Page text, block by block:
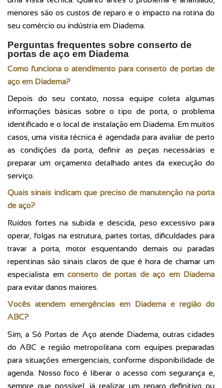
menores são os custos de reparo e o impacto na rotina do
seu comércio ou indústria em Diadema.
Perguntas frequentes sobre conserto de
portas de aço em Diadema
Como funciona o atendimento para conserto de portas de
aço em Diadema?
Depois do seu contato, nossa equipe coleta algumas
informações básicas sobre o tipo de porta, o problema
identificado e o local de instalação em Diadema. Em muitos
casos, uma visita técnica é agendada para avaliar de perto
as condições da porta, definir as peças necessárias e
preparar um orçamento detalhado antes da execução do
serviço.
Quais sinais indicam que preciso de manutenção na porta
de aço?
Ruídos fortes na subida e descida, peso excessivo para
operar, folgas na estrutura, partes tortas, dificuldades para
travar a porta, motor esquentando demais ou paradas
repentinas são sinais claros de que é hora de chamar um
especialista em conserto de portas de aço em Diadema
para evitar danos maiores.
Vocês atendem emergências em Diadema e região do
ABC?
Sim, a Só Portas de Aço atende Diadema, outras cidades
do ABC e região metropolitana com equipes preparadas
para situações emergenciais, conforme disponibilidade de
agenda. Nosso foco é liberar o acesso com segurança e,
sempre que possível, já realizar um reparo definitivo ou